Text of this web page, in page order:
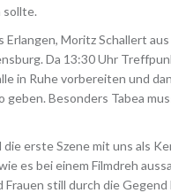
sollte.
Moritz Schallert
Da 13:30 Uhr
in Ruhe vorbereiten und
geben. Besonders Tabea
erste Szene mit uns als
es bei einem Filmdreh
still durch die